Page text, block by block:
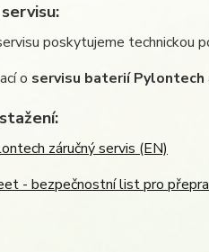
:
poskytujeme technickou
o servisu baterií Pylontech
záručný servis (EN)
- bezpečnostní list pro